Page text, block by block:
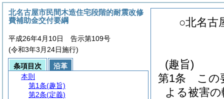
○北名古
(趣旨)
第1条
この
よる被害
北名古屋市民間木造住宅段階的耐震改修
費補助金交付要綱
平成26年4月10日 告示第109号
(令和3年3月24日施行)
条項目次
沿革
本則
第1条(趣旨)
第2条(定義)